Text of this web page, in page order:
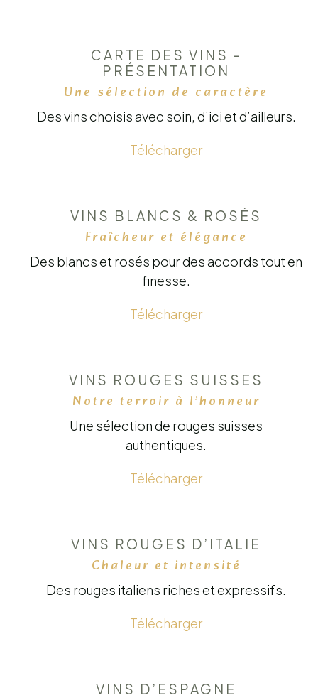
CARTE DES VINS –
PRÉSENTATION
Une sélection de caractère
Des vins choisis avec soin, d’ici et d’ailleurs.
Télécharger
VINS BLANCS & ROSÉS
Fraîcheur et élégance
Des blancs et rosés pour des accords tout en
finesse.
Télécharger
VINS ROUGES SUISSES
Notre terroir à l’honneur
Une sélection de rouges suisses
authentiques.
Télécharger
VINS ROUGES D’ITALIE
Chaleur et intensité
Des rouges italiens riches et expressifs.
Télécharger
VINS D’ESPAGNE